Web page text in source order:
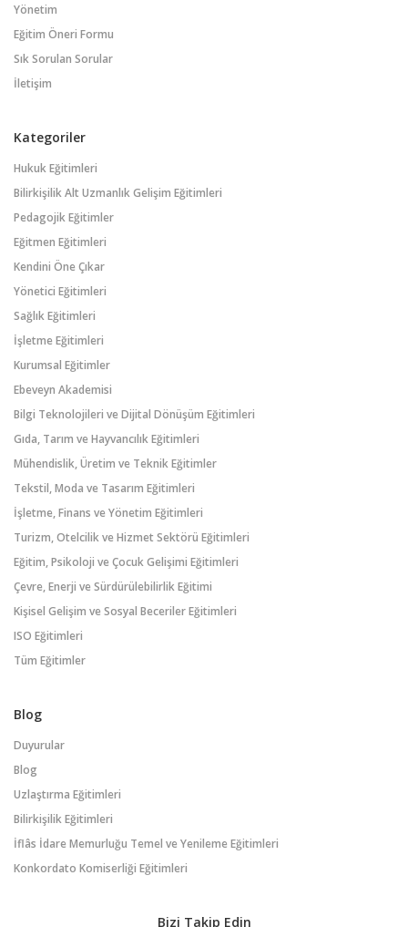
Yönetim
Eğitim Öneri Formu
Sık Sorulan Sorular
İletişim
Kategoriler
Hukuk Eğitimleri
Bilirkişilik Alt Uzmanlık Gelişim Eğitimleri
Pedagojik Eğitimler
Eğitmen Eğitimleri
Kendini Öne Çıkar
Yönetici Eğitimleri
Sağlık Eğitimleri
İşletme Eğitimleri
Kurumsal Eğitimler
Ebeveyn Akademisi
Bilgi Teknolojileri ve Dijital Dönüşüm Eğitimleri
Gıda, Tarım ve Hayvancılık Eğitimleri
Mühendislik, Üretim ve Teknik Eğitimler
Tekstil, Moda ve Tasarım Eğitimleri
İşletme, Finans ve Yönetim Eğitimleri
Turizm, Otelcilik ve Hizmet Sektörü Eğitimleri
Eğitim, Psikoloji ve Çocuk Gelişimi Eğitimleri
Çevre, Enerji ve Sürdürülebilirlik Eğitimi
Kişisel Gelişim ve Sosyal Beceriler Eğitimleri
ISO Eğitimleri
Tüm Eğitimler
Blog
Duyurular
Blog
Uzlaştırma Eğitimleri
Bilirkişilik Eğitimleri
İflâs İdare Memurluğu Temel ve Yenileme Eğitimleri
Konkordato Komiserliği Eğitimleri
Bizi Takip Edin